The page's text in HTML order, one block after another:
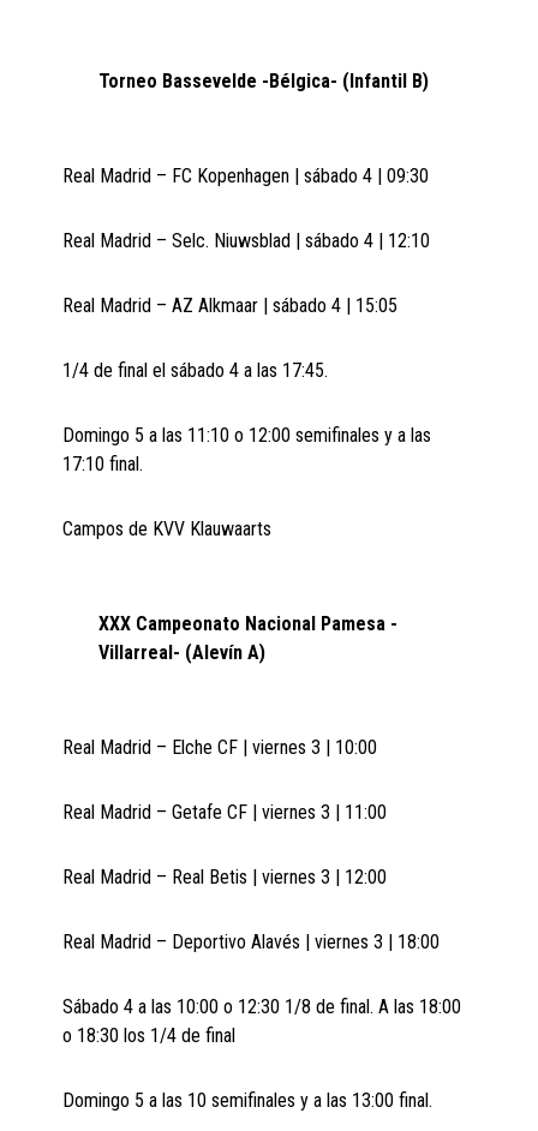
Torneo Bassevelde -Bélgica- (Infantil B)
Real Madrid – FC Kopenhagen | sábado 4 | 09:30
Real Madrid – Selc. Niuwsblad | sábado 4 | 12:10
Real Madrid – AZ Alkmaar | sábado 4 | 15:05
1/4 de final el sábado 4 a las 17:45.
Domingo 5 a las 11:10 o 12:00 semifinales y a las
17:10 final.
Campos de KVV Klauwaarts
XXX Campeonato Nacional Pamesa -
Villarreal- (Alevín A)
Real Madrid – Elche CF | viernes 3 | 10:00
Real Madrid – Getafe CF | viernes 3 | 11:00
Real Madrid – Real Betis | viernes 3 | 12:00
Real Madrid – Deportivo Alavés | viernes 3 | 18:00
Sábado 4 a las 10:00 o 12:30 1/8 de final. A las 18:00
o 18:30 los 1/4 de final
Domingo 5 a las 10 semifinales y a las 13:00 final.